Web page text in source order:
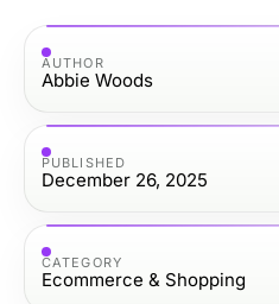
AUTHOR
Abbie Woods
PUBLISHED
December 26, 2025
CATEGORY
Ecommerce & Shopping